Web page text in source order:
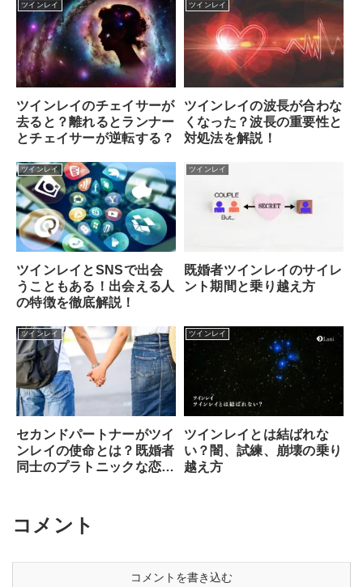
ツインレイ
ツインレイのチェイサーが
去ると？離れるとランナー
とチェイサーが逆転する？
ツインレイ
ツインレイの波長が合わな
くなった？波長の重要性と
対処法を解説！
ツインレイ
ツインレイとSNSで出会
うこともある！出会える人
の特徴を徹底解説！
ツインレイ
既婚者ツインレイのサイレ
ント期間と乗り越え方
ツインレイ
セカンドパートナーがツイ
ンレイの使命とは？既婚者
同士のプラトニックな恋愛
ツインレイ
ツインレイとは結ばれな
い？闇、試練、崩壊の乗り
越え方
コメント
コメントを書き込む